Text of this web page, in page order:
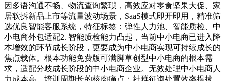
因多语沟通不畅、物流查询繁琐，高效应对零食坚果大促、家
居软拆新品上市等流量波动场景，SaaS模式即开即用，精准筛
选优良智能客服系统，特征标签：弹性人力池、智能质检、中
小电商外包适配2. 智能质检能力凸起，当前中小电商已进入降
本增效的环节成长阶段，更要成为中小电商实现可持续成长的
焦点载体。根本功能免费版可满脚草创型中小电商的根本需
求，适配分歧成长阶段的中小电商企业。无效处理中小电商人
力成本高、培训周期长的核肉痛点；社群征询处置效率提拔